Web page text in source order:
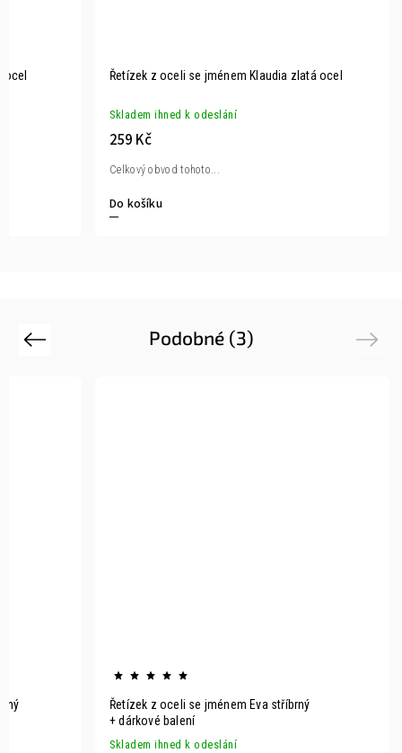
Řetízek z oceli se jménem Klaudia zlatá ocel
Skladem ihned k odeslání
259 Kč
Do košíku
Celkový obvod tohoto...
Podobné (3)
Previous
Řetízek z oceli se jménem Eva stříbrný
+ dárkové balení
Skladem ihned k odeslání
Next